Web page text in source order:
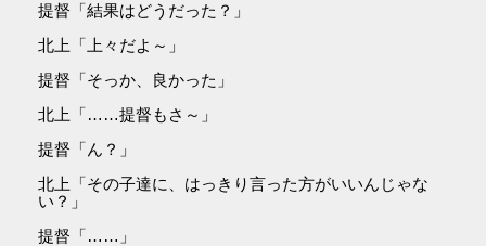
提督「結果はどうだった？」
北上「上々だよ～」
提督「そっか、良かった」
北上「……提督もさ～」
提督「ん？」
北上「その子達に、はっきり言った方がいいんじゃな
い？」
提督「……」